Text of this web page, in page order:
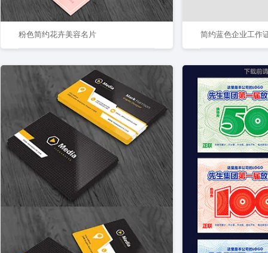
粉色简约花卉美容名片 简约蓝色企业工作